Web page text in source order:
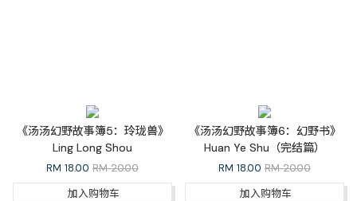
《汤汤幻野故事簿5：玲珑兽》
Ling Long Shou
RM 18.00 RM 20.00
加入购物车
《汤汤幻野故事簿6：幻野书》
Huan Ye Shu（完结篇）
RM 18.00 RM 20.00
加入购物车